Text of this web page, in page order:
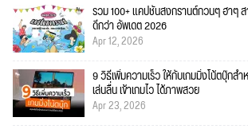
รวม 100+ แคปชั่นสงกรานต์กวนๆ ฮาๆ
ดีกว่า อัพเดต 2026
Apr 12, 2026
9 วิธีเพิ่มความเร็ว ให้กับเกมมิ่งโน้ตบุ๊กส
เล่นลื่น เข้าเกมไว ได้ภาพสวย
Apr 23, 2026